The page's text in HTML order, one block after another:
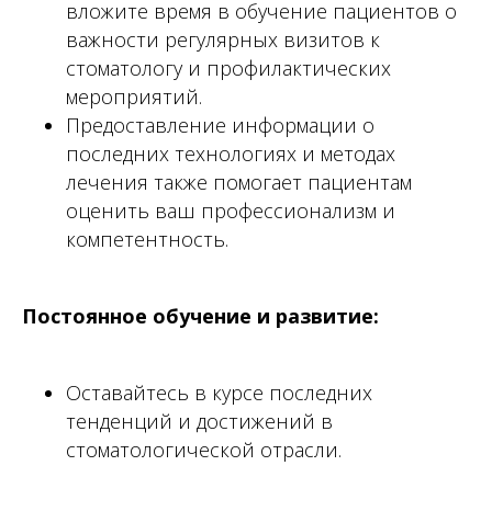
вложите время в обучение пациентов о
важности регулярных визитов к
стоматологу и профилактических
мероприятий.
Предоставление информации о
последних технологиях и методах
лечения также помогает пациентам
оценить ваш профессионализм и
компетентность.
Постоянное обучение и развитие:
Оставайтесь в курсе последних
тенденций и достижений в
стоматологической отрасли.